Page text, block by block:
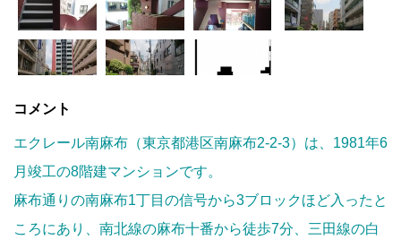
コメント
エクレール南麻布（東京都港区南麻布2-2-3）は、1981年6
月竣工の8階建マンションです。
麻布通りの南麻布1丁目の信号から3ブロックほど入ったと
ころにあり、南北線の麻布十番から徒歩7分、三田線の白